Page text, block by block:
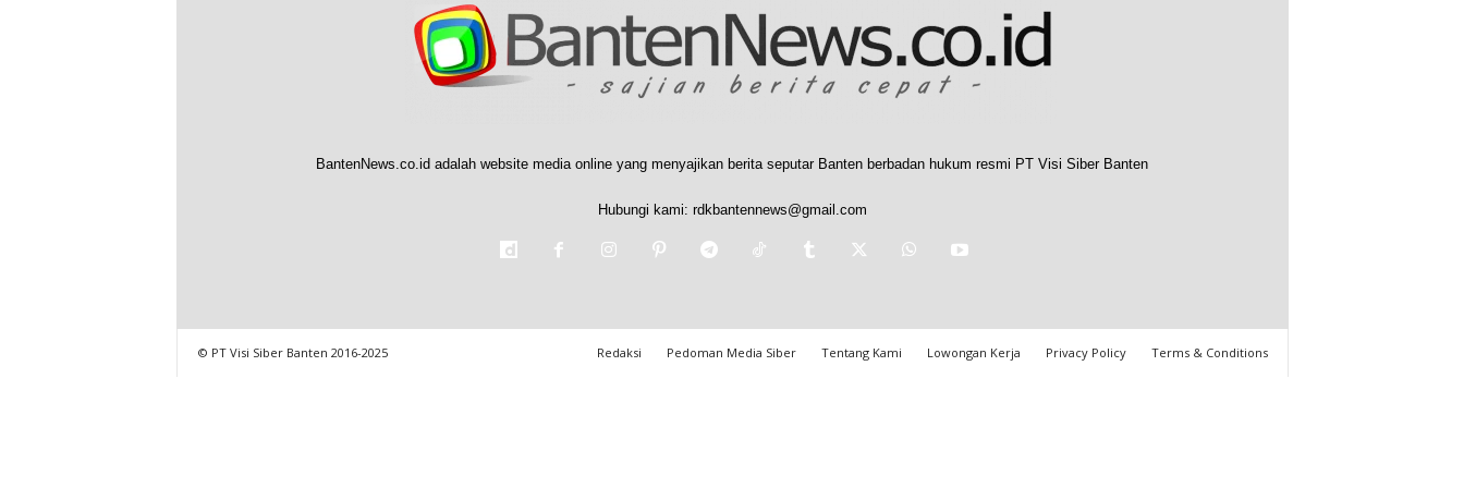
BantenNews.co.id adalah website media online yang menyajikan berita seputar Banten berbadan hukum resmi PT Visi Siber Banten
Hubungi kami: rdkbantennews@gmail.com
Redaksi Pedoman Media Siber Tentang Kami Lowongan Kerja Privacy Policy Terms & Conditions
© PT Visi Siber Banten 2016-2025